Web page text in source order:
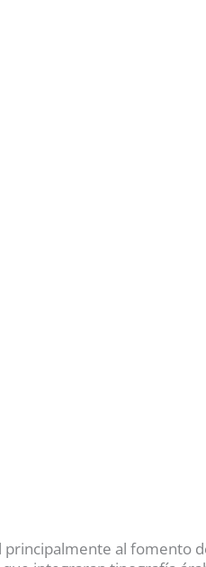
principalmente al fomento